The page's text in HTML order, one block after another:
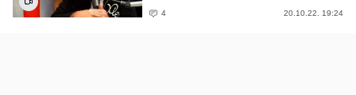
4 20.10.22. 19:24